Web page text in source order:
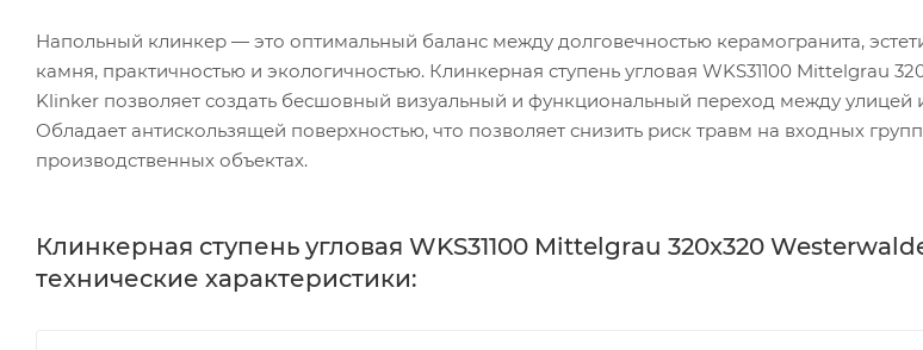
Напольный клинкер — это оптимальный баланс между долговечностью керамогранита,
камня, практичностью и экологичностью. Клинкерная ступень угловая WKS31100 Mittelgrau
Klinker позволяет создать бесшовный визуальный и функциональный переход между
Обладает антискользящей поверхностью, что позволяет снизить риск травм на входных
производственных объектах.
Клинкерная ступень угловая WKS31100 Mittelgrau 320x320
технические характеристики: